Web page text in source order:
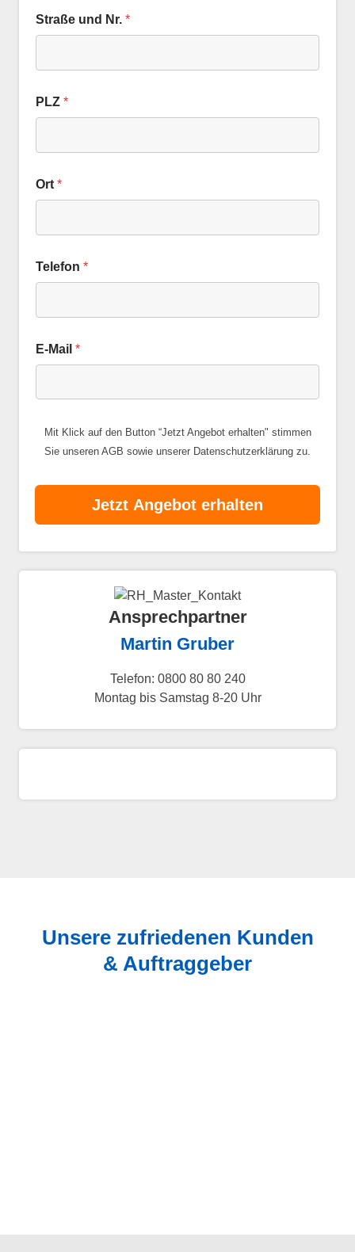
Straße und Nr. *
PLZ *
Ort *
Telefon *
E-Mail *
Mit Klick auf den Button “Jetzt Angebot erhalten" stimmen
Sie unseren AGB sowie unserer Datenschutzerklärung zu.
Jetzt Angebot erhalten
Ansprechpartner
Martin Gruber
Telefon: 0800 80 80 240
Montag bis Samstag 8-20 Uhr
Unsere zufriedenen Kunden
& Auftraggeber